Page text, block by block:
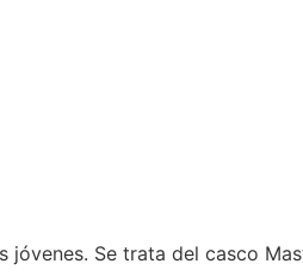
Se trata del casco